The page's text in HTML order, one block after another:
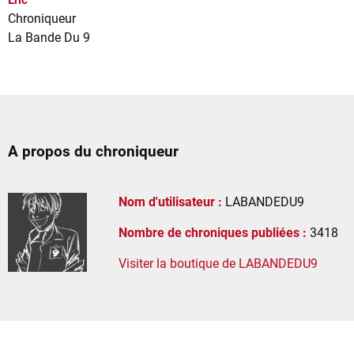
Chroniqueur
La Bande Du 9
A propos du chroniqueur
Nom d'utilisateur : LABANDEDU9
Nombre de chroniques publiées : 3418
Visiter la boutique de LABANDEDU9